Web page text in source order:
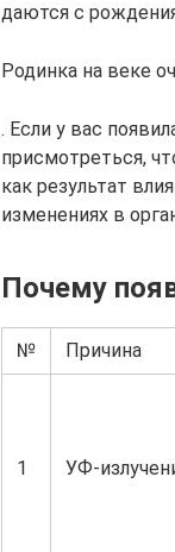
даются с
Родинка на веке
. Если у вас
присмотреться,
как результат
изменениях в
Почему
№ Причина
1 УФ-